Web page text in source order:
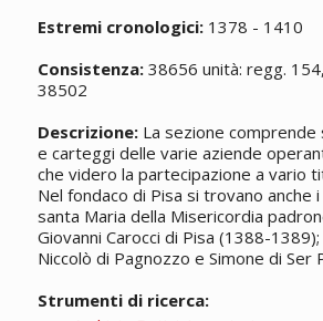
Estremi cronologici:1378 - 1410
Consistenza:38656 unità: regg.
38502
Descrizione:La sezione comprende
e carteggi delle varie aziende
che videro la partecipazione a vario
Nel fondaco di Pisa si trovano anche
santa Maria della Misericordia
Giovanni Carocci di Pisa (1388-
Niccolò di Pagnozzo e Simone di Ser
Strumenti di ricerca: